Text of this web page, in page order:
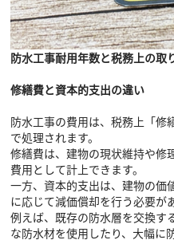
防水工事耐用年数と税務上の取
修繕費と資本的支出の違い
防水工事の費用は、税務上「修
で処理されます。
修繕費は、建物の現状維持や修
費用として計上できます。
一方、資本的支出は、建物の価
に応じて減価償却を行う必要が
例えば、既存の防水層を交換す
な防水材を使用したり、大幅に